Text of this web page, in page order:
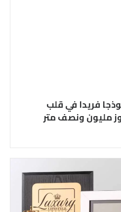
فريدا في قلب
مليون ونصف متر